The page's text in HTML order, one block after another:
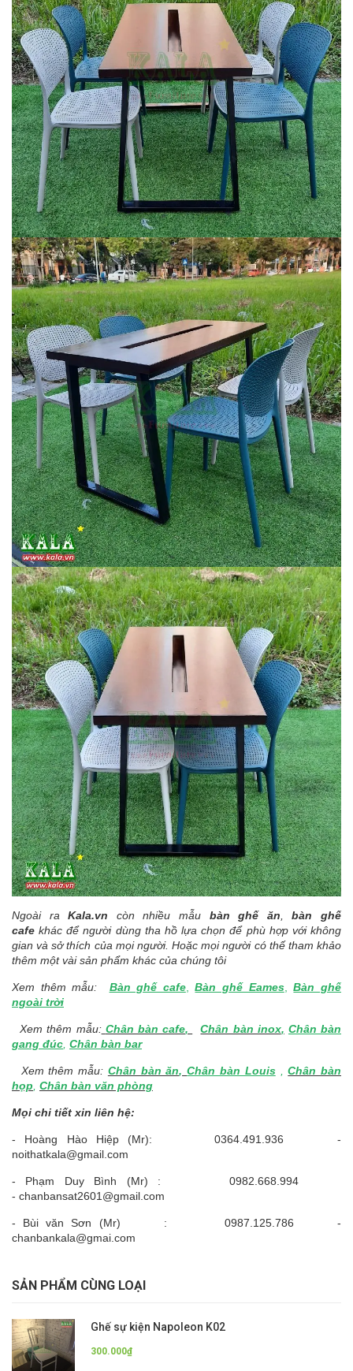
Ngoài raKala.vn còn nhiều mẫu bàn ghế ăn ,bàn
ghế
cafe khác để người dùng tha hồ lựa chọn để phù hợp với không
gian và sở thích của mọi người. Hoặc mọi người có thế tham khảo
thêm một vài sản phẩm khác của chúng tôi
Xem thêm mẫu: Bàn ghế cafe,Bàn ghế Eames,Bàn ghế
ngoài trời
Xem thêm mẫu: Chân bàn cafe, Chân bàn inox, Chân bàn
gang đúc Chân bàn bar
Xem thêm mẫu: Chân bàn ăn,Chân bàn Louis,Chân bàn
họp Chân bàn văn phòng
Mọi chi tiết xin liên hệ:
- Hoàng Hào Hiệp (Mr): 0364.491.936 -
noithatkala@gmail.com
- Phạm Duy Bình (Mr) : 0982.668.994
- chanbansat2601@gmail.com
- Bùi văn Sơn (Mr) : 0987.125.786 -
chanbankala@gmai.com
SẢN PHẨM CÙNG LOẠI
Ghế sự kiện Napoleon K02
300.000₫